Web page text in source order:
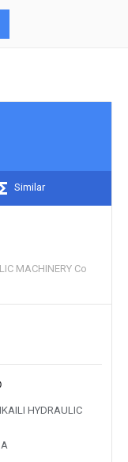
Similar
MACHINERY Co
HYDRAULIC